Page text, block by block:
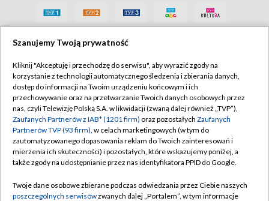
Szanujemy Twoją prywatność
Kliknij "Akceptuję i przechodzę do serwisu", aby wyrazić zgody na
korzystanie z technologii automatycznego śledzenia i zbierania danych,
dostęp do informacji na Twoim urządzeniu końcowym i ich
przechowywanie oraz na przetwarzanie Twoich danych osobowych przez
nas, czyli Telewizję Polską S.A. w likwidacji (zwaną dalej również „TVP”),
Zaufanych Partnerów z IAB* (1201 firm) oraz pozostałych Zaufanych
Partnerów TVP (93 firm), w celach marketingowych (w tym do
zautomatyzowanego dopasowania reklam do Twoich zainteresowań i
mierzenia ich skuteczności) i pozostałych, które wskazujemy poniżej, a
także zgody na udostępnianie przez nas identyfikatora PPID do Google.
Twoje dane osobowe zbierane podczas odwiedzania przez Ciebie naszych
poszczególnych serwisówzwanych dalej „Portalem”, w tym informacje